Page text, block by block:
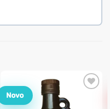
Novo